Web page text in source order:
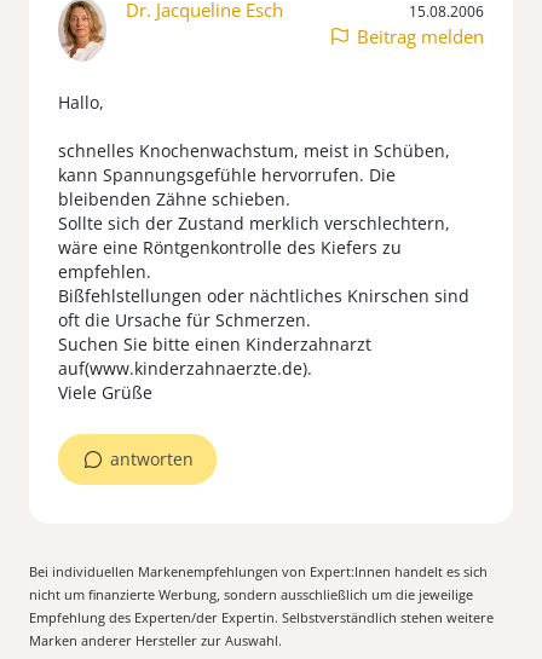
Dr. Jacqueline Esch 15.08.2006
Beitrag melden
Hallo,
schnelles Knochenwachstum, meist in Schüben,
kann Spannungsgefühle hervorrufen. Die
bleibenden Zähne schieben.
Sollte sich der Zustand merklich verschlechtern,
wäre eine Röntgenkontrolle des Kiefers zu
empfehlen.
Bißfehlstellungen oder nächtliches Knirschen sind
oft die Ursache für Schmerzen.
Suchen Sie bitte einen Kinderzahnarzt
auf(www.kinderzahnaerzte.de).
Viele Grüße
antworten
Bei individuellen Markenempfehlungen von Expert:Innen handelt es sich
nicht um finanzierte Werbung, sondern ausschließlich um die jeweilige
Empfehlung des Experten/der Expertin. Selbstverständlich stehen weitere
Marken anderer Hersteller zur Auswahl.